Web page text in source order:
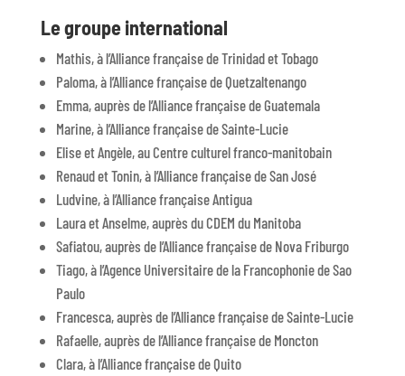
Le groupe international
Mathis, à l’Alliance française de Trinidad et Tobago
Paloma, à l’Alliance française de Quetzaltenango
Emma, auprès de l’Alliance française de Guatemala
Marine, à l’Alliance française de Sainte-Lucie
Elise et Angèle, au Centre culturel franco-manitobain
Renaud et Tonin, à l’Alliance française de San José
Ludvine, à l’Alliance française Antigua
Laura et Anselme, auprès du CDEM du Manitoba
Safiatou, auprès de l’Alliance française de Nova Friburgo
Tiago, à l’Agence Universitaire de la Francophonie de Sao
Paulo
Francesca, auprès de l’Alliance française de Sainte-Lucie
Rafaelle, auprès de l’Alliance française de Moncton
Clara, à l’Alliance française de Quito